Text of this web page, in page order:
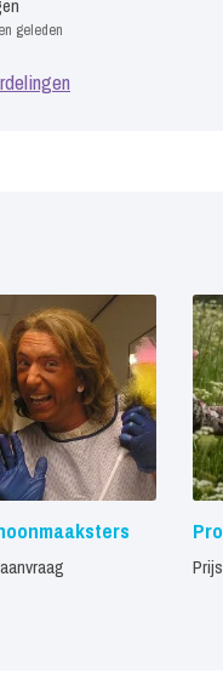
geleden